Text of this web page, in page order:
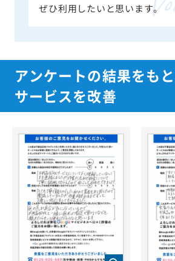
ぜひ利用したいと思います。
アンケートの結果をも
サービスを改善